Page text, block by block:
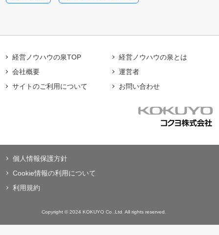
経営ノウハウの泉TOP
経営ノウハウの泉とは
会社概要
運営者
サイトのご利用について
お問い合わせ
個人情報保護方針
Cookie情報の利用について
利用規約
Copyright © 2024 KOKUYO Co.,Ltd. All rights reserved.